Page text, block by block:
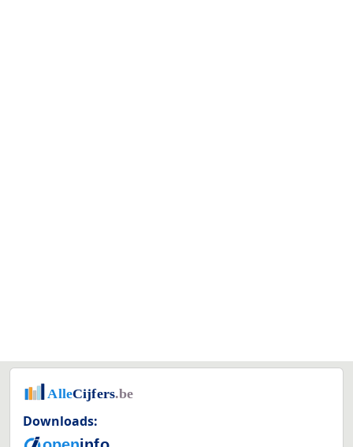
Downloads: